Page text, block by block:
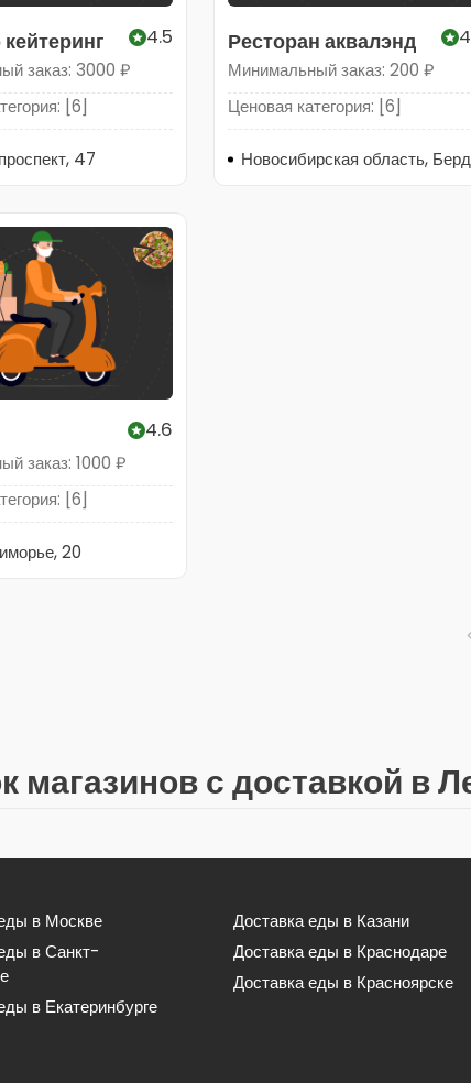
4.5
заказ: 3000 ₽
[6]
47
Ресторан аквалэнд
Минимальный заказ: 200 ₽
Ценовая категория: [6]
4.6
заказ: 1000 ₽
[6]
20
магазинов с доставкой в
в Москве
в Санкт-
в Екатеринбурге
Доставка еды в Казани
Доставка еды в Краснодаре
Доставка еды в Красноярске